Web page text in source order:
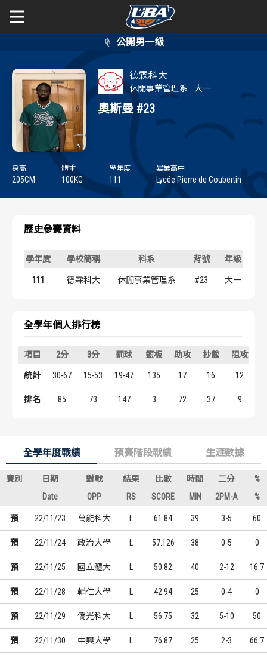
關於富邦人壽UBA
公開男一級 賽事資訊
賽程表
球隊資訊
歷屆冠軍
公開女一級
賽事資訊
賽程表
球隊資訊
歷屆冠軍
二級與一般組
新聞
德霖科大
休閒事業管理系 大一
奧斯曼 #23
身高
205CM
體重
100KG
學年度
111
畢業高中
Lycée Pierre de Coubertin
歷史參賽資料
學年度 學校簡稱 科系 背號 年級
111 德霖科大 休閒事業管理系 #23 大一
全學年個人排行榜
項目 2分 3分 罰球 籃板 助攻 抄截 阻攻
統計 30-67 15-53 19-47 135 17 16 12
排名 85 73 147 3 72 37 9
全學年度戰績 預賽階段戰績 生涯數據
賽別 日期 對戰 結果 比數 時間 二分
%
Date
OPP RS SCORE MIN 2PM-A %
預 22/11/23 萬能科大 61:84 39 3-5 60
預 22/11/24 政治大學 57:126 38 0-5 0
預 22/11/25 國立體大 50:82 40 2-12 16.7
預 22/11/28 輔仁大學 42:94 25 0-4 0
預 22/11/29 僑光科大 56:75 32 5-10 50
預 22/11/30 中興大學 76:87 25 2-3 66.7